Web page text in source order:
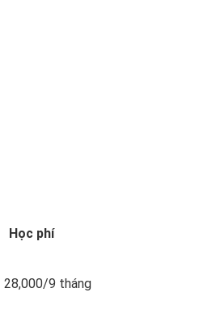
Học phí
28,000/9 tháng